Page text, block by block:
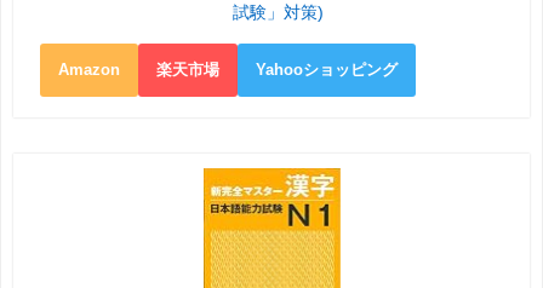
試験」対策)
Amazon 楽天市場 Yahooショッピング